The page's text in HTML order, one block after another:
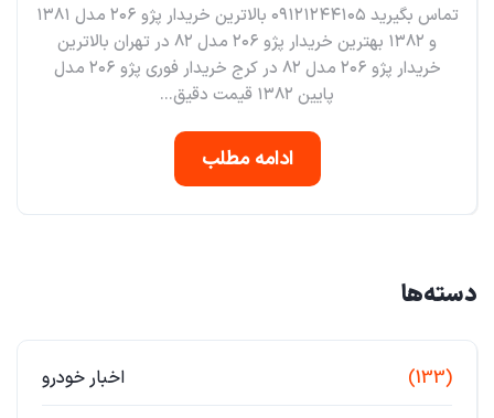
تماس بگیرید ۰۹۱۲۱۲۴۴۱۰۵ بالاترین خریدار پژو ۲۰۶ مدل ۱۳۸۱
و ۱۳۸۲ بهترین خریدار پژو ۲۰۶ مدل ۸۲ در تهران بالاترین
خریدار پژو ۲۰۶ مدل ۸۲ در کرج خریدار فوری پژو ۲۰۶ مدل
پایین ۱۳۸۲ قیمت دقیق...
ادامه مطلب
دسته‌ها
اخبار خودرو (133)